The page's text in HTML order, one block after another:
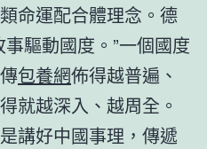
命運配合體理念。德
驅動國度。”一個國度
包養網佈得越普遍、
就越深入、越周全。
講好中國事理，傳遞